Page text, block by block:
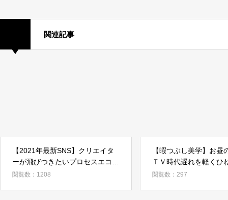
関連記事
【2021年最新SNS】クリエイタ
ーが飛びつきたいプロセスエコノ
ミー×プラットフォームのお話
閲覧数：1208
【暇つぶし美学】お昼
ＴＶ時代遅れを軽くひ
ア最強を考えてみた（
閲覧数：297